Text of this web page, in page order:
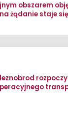
obszarem
żądanie staje